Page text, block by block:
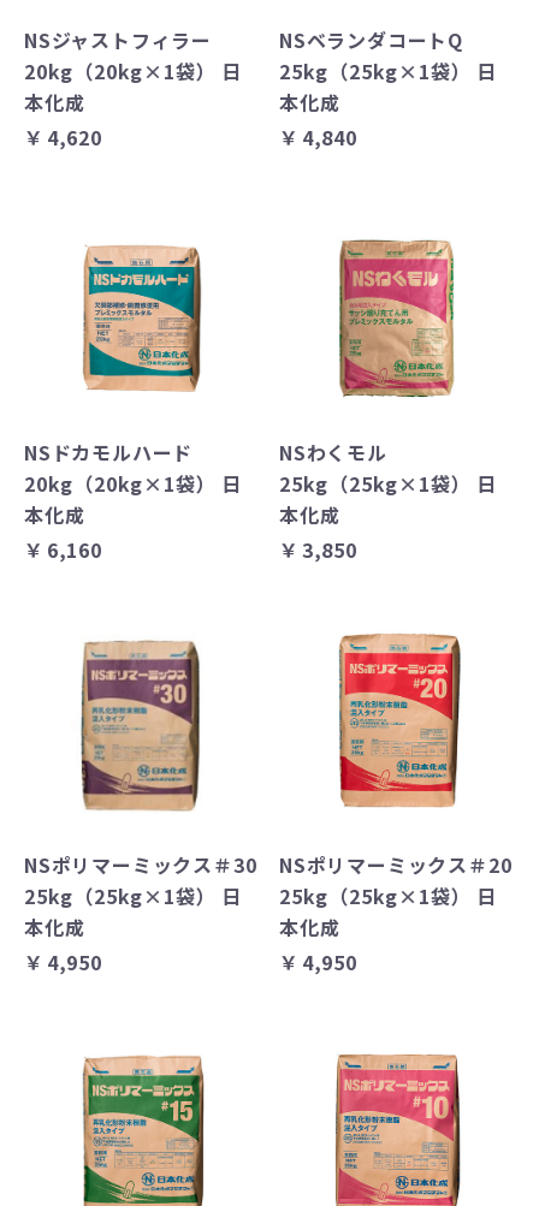
NSジャストフィラー
20kg（20kg×1袋） 日
本化成
￥4,620
NSベランダコートQ
25kg（25kg×1袋） 日
本化成
￥4,840
NSドカモルハード
20kg（20kg×1袋） 日
本化成
￥6,160
NSわくモル
25kg（25kg×1袋） 日
本化成
￥3,850
NSポリマーミックス＃30
25kg（25kg×1袋） 日
本化成
￥4,950
NSポリマーミックス＃20
25kg（25kg×1袋） 日
本化成
￥4,950